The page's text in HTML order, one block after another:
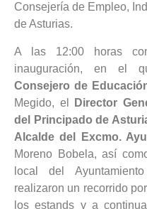
Consejería de Empleo,
de Asturias.
A las 12:00 horas
inauguración, en el
Consejero de
Megido, el
Director
del Principado de
Alcalde del Excmo.
Moreno Bobela, así
local del
realizaron un recorrido
los estands y a